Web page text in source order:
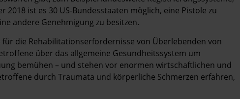
2018 ist es 30 US-Bundesstaaten möglich, eine Pistole zu
andere Genehmigung zu besitzen.
die Rehabilitationserfordernisse von Überlebenden von
über das allgemeine Gesundheitssystem um
bemühen – und stehen vor enormen wirtschaftlichen und
durch Traumata und körperliche Schmerzen erfahren,